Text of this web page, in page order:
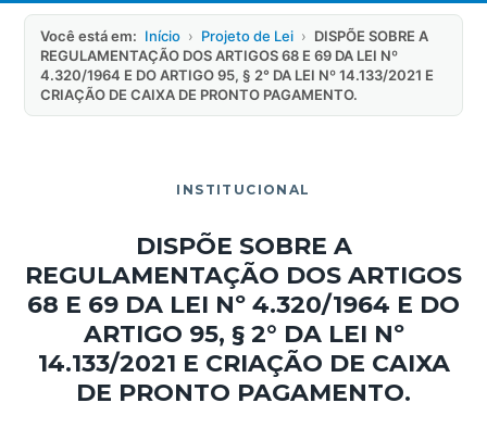
Você está em: Início › Projeto de Lei › DISPÕE SOBRE A
REGULAMENTAÇÃO DOS ARTIGOS 68 E 69 DA LEI Nº
4.320/1964 E DO ARTIGO 95, § 2° DA LEI Nº 14.133/2021 E
CRIAÇÃO DE CAIXA DE PRONTO PAGAMENTO.
INSTITUCIONAL
DISPÕE SOBRE A
REGULAMENTAÇÃO DOS ARTIGOS
68 E 69 DA LEI Nº 4.320/1964 E DO
ARTIGO 95, § 2° DA LEI Nº
14.133/2021 E CRIAÇÃO DE CAIXA
DE PRONTO PAGAMENTO.